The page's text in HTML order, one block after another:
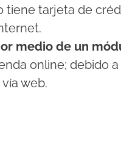
tiene tarjeta de
medio de un
online; debido
web.